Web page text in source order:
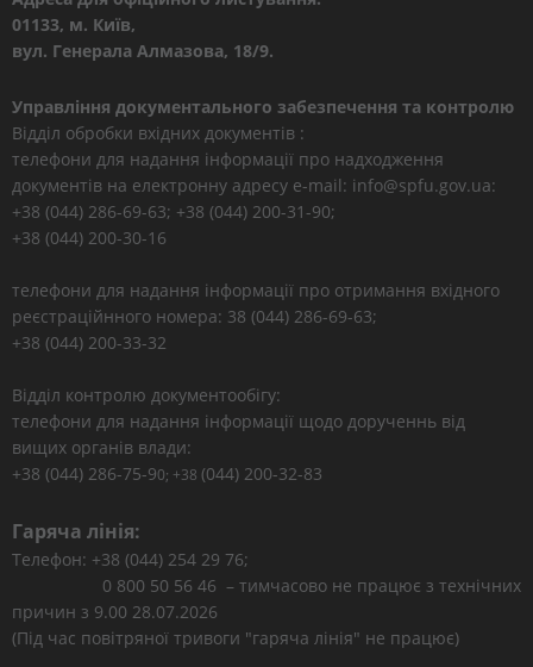
01133, м. Київ,
вул. Генерала Алмазова, 18/9.
Управління документального забезпечення та контролю
Відділ обробки вхідних документів :
телефони для надання інформації про надходження
документів на електронну адресу e-mail: info@spfu.gov.ua:
+38 (044) 286-69-63; +38 (044) 200-31-90;
+38 (044) 200-30-16
телефони для надання інформації про отримання вхідного
реєстраційнного номера: 38 (044) 286-69-63;
+38 (044) 200-33-32
Відділ контролю документообігу:
телефони для надання інформації щодо дорученнь від
вищих органів влади:
+38 (044) 286-75-90; +38 (044) 200-32-83
Гаряча лінія:
Телефон: +38 (044) 254 29 76;
0 800 50 56 46 – тимчасово не працює з технічних
причин з 9.00 28.07.2026
(Під час повітряної тривоги "гаряча лінія" не працює)